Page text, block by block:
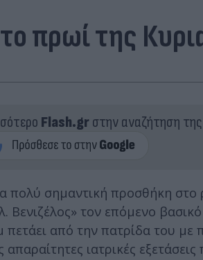
πρωί της
Flash.grστην αναζήτηση της
πολύ σημαντική προσθήκη
τον επόμενο
πετάει από την πατρίδα του
ιατρικές